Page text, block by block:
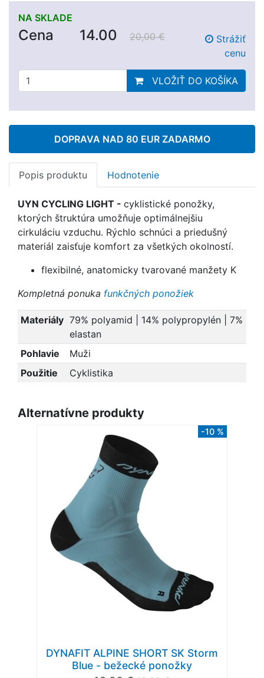
NA SKLADE
Cena 14.00 20,00 €
Strážiť
cenu
VLOŽIŤ DO KOŠÍKA
DOPRAVA NAD 80 EUR ZADARMO
Popis produktu Hodnotenie
UYN CYCLING LIGHT - cyklistické ponožky,
ktorých štruktúra umožňuje optimálnejšiu
cirkuláciu vzduchu. Rýchlo schnúci a priedušný
materiál zaisťuje komfort za všetkých okolností.
flexibilné, anatomicky tvarované manžety K
Kompletná ponuka funkčných ponožiek
Materiály 79% polyamid | 14% polypropylén | 7%
elastan
Pohlavie
Muži
Použitie
Cyklistika
Alternatívne produkty
-10 %
DYNAFIT ALPINE SHORT SK Storm
Blue - bežecké ponožky